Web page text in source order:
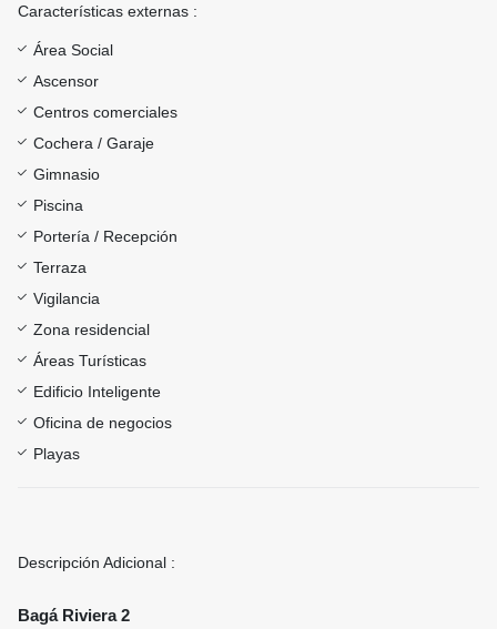
Características externas :
Área Social
Ascensor
Centros comerciales
Cochera / Garaje
Gimnasio
Piscina
Portería / Recepción
Terraza
Vigilancia
Zona residencial
Áreas Turísticas
Edificio Inteligente
Oficina de negocios
Playas
Descripción Adicional :
Bagá Riviera 2